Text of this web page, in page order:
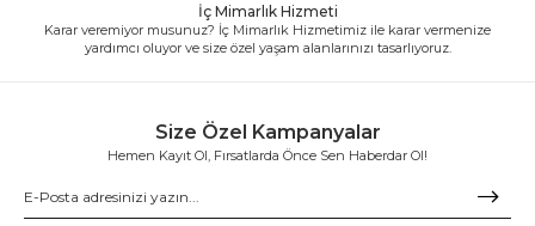
İç Mimarlık Hizmeti
Karar veremiyor musunuz? İç Mimarlık Hizmetimiz ile karar vermenize
yardımcı oluyor ve size özel yaşam alanlarınızı tasarlıyoruz.
Size Özel Kampanyalar
Hemen Kayıt Ol, Fırsatlarda Önce Sen Haberdar Ol!